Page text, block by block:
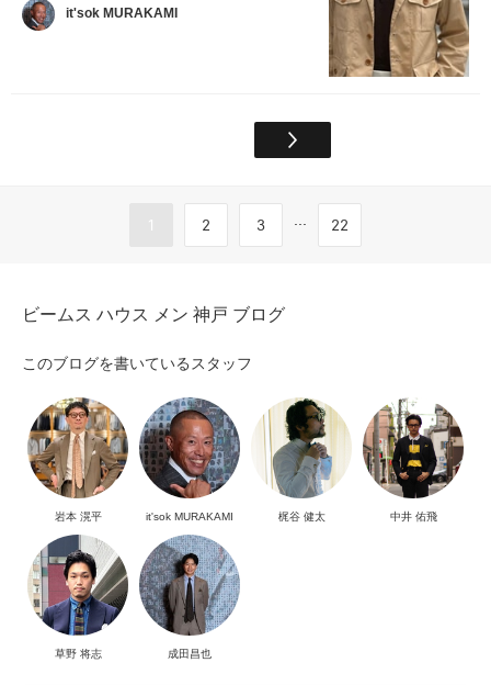
it'sok MURAKAMI
1 2 3 ... 22
ビームス ハウス メン 神戸 ブログ
このブログを書いているスタッフ
岩本 滉平 it'sok MURAKAMI 梶谷 健太 中井 佑飛
草野 将志 成田昌也